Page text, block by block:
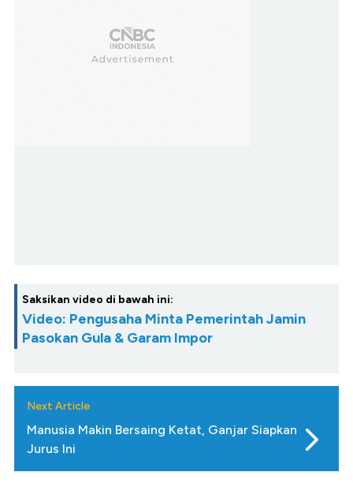
Saksikan video di bawah ini:
Video: Pengusaha Minta Pemerintah Jamin
Pasokan Gula & Garam Impor
Next Article
Manusia Makin Bersaing Ketat, Ganjar Siapkan
Jurus Ini